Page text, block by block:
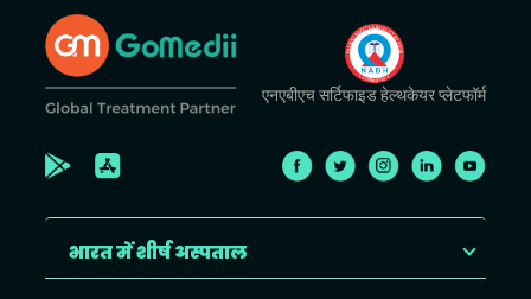
एनएबीएच सर्टिफाइड हेल्थकेयर प्लेटफॉर्म
भारत में शीर्ष अस्पताल